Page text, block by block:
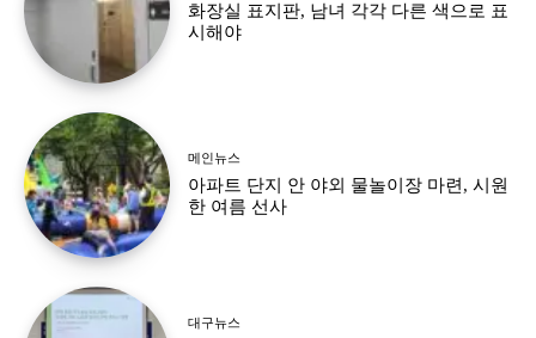
화장실 표지판, 남녀 각각 다른 색으로 표
시해야
메인뉴스
아파트 단지 안 야외 물놀이장 마련, 시원
한 여름 선사
대구뉴스